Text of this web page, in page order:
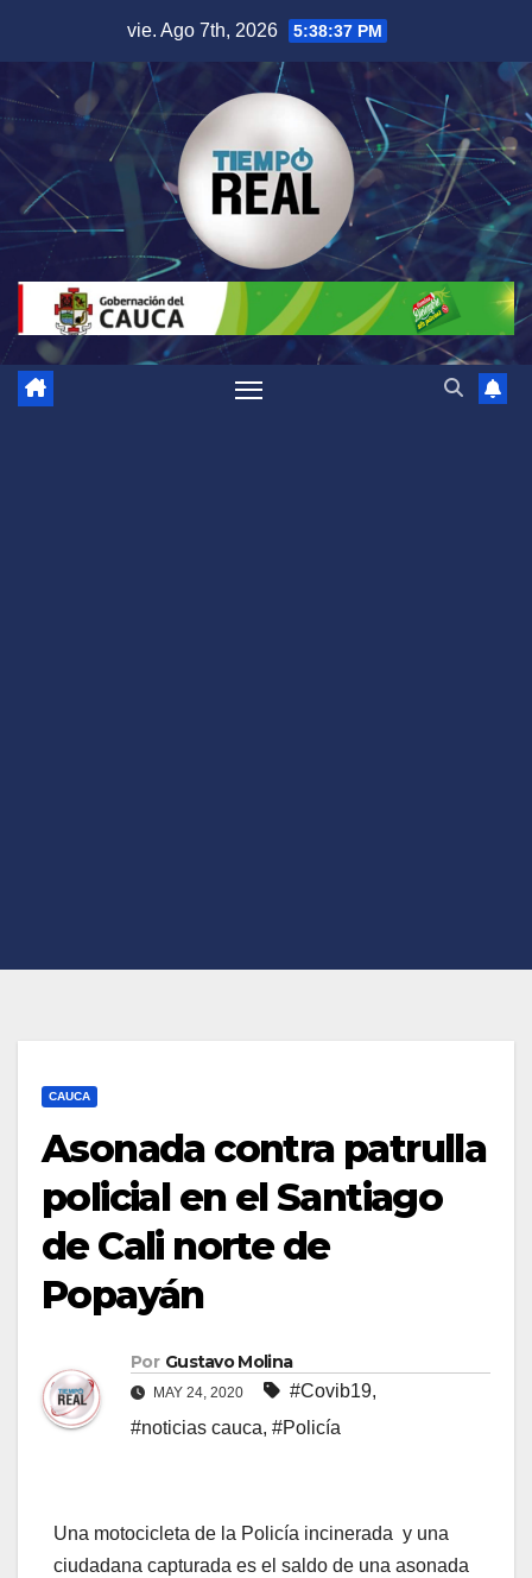
contenido
vie. Ago 7th, 2026 5:38:38 PM
CAUCA
Asonada contra patrulla
policial en el Santiago
de Cali norte de
Popayán
Por Gustavo Molina
MAY 24, 2020 #Covib19,
#noticias cauca, #Policía
Una motocicleta de la Policía incinerada y una
ciudadana capturada es el saldo de una asonada